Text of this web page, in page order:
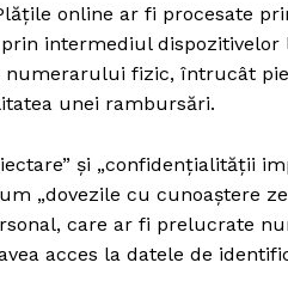
online ar fi procesate
intermediul dispozitivelor
fizic, întrucât
unei rambursări.
și „confidențialității
„dovezile cu cunoaștere
care ar fi prelucrate
acces la datele de